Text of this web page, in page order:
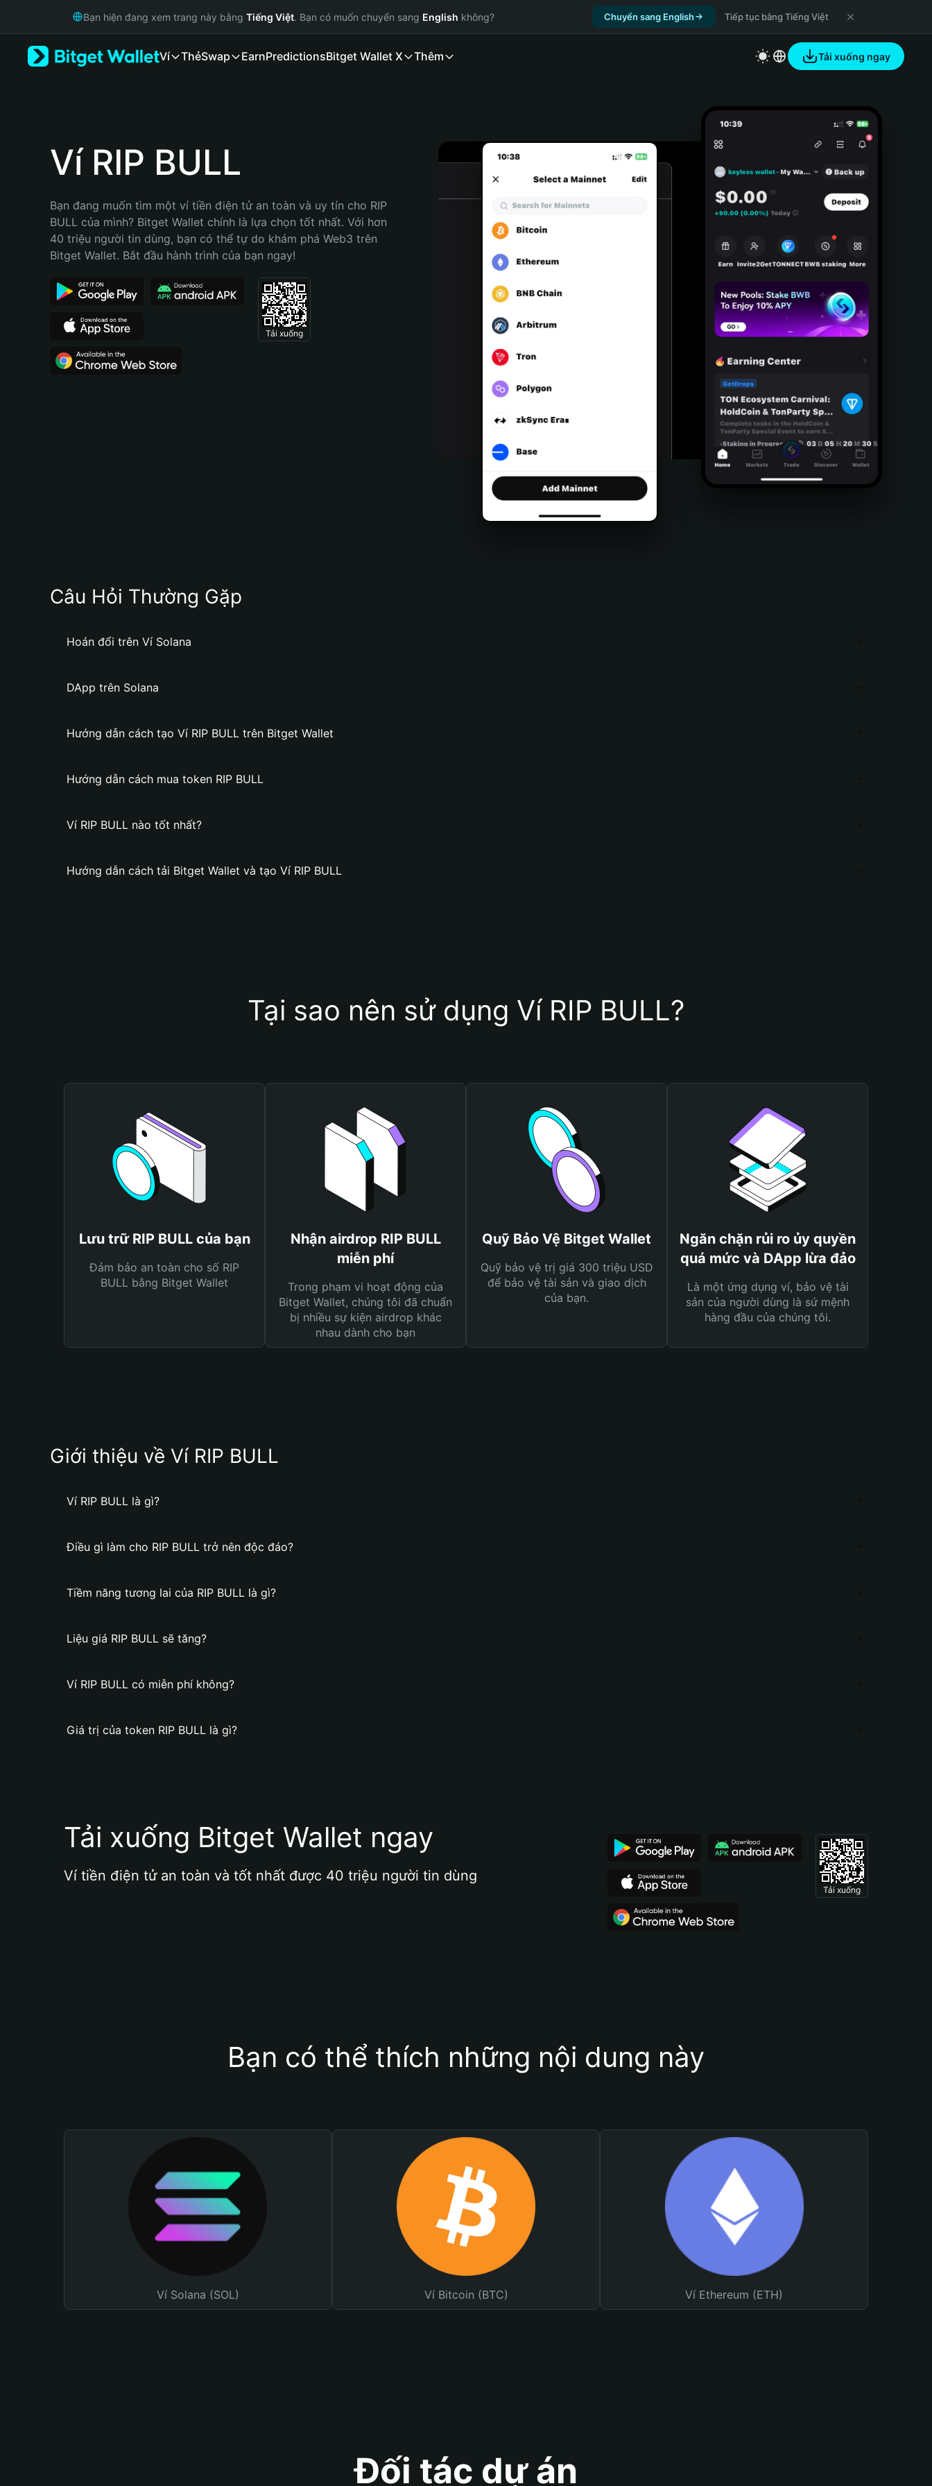
Русский
Bahasa Indonesia
Português (Brasil)
Bạn hiện đang xem trang này bằng Tiếng Việt. Bạn có muốn chuyển sang English không? Chuyển sang English Tiếp tục bằng Tiếng Việt
Ví ThẻSwap EarnPredictionsBitget Wallet X Thêm Tải xuống ngay
Ví RIP BULL
Bạn đang muốn tìm một ví tiền điện tử an toàn và uy tín cho RIP
BULL của mình? Bitget Wallet chính là lựa chọn tốt nhất. Với hơn
40 triệu người tin dùng, bạn có thể tự do khám phá Web3 trên
Bitget Wallet. Bắt đầu hành trình của bạn ngay!
Tải xuống
Câu Hỏi Thường Gặp
Hoán đổi trên Ví Solana
DApp trên Solana
Hướng dẫn cách tạo Ví RIP BULL trên Bitget Wallet
Hướng dẫn cách mua token RIP BULL
Ví RIP BULL nào tốt nhất?
Hướng dẫn cách tải Bitget Wallet và tạo Ví RIP BULL
Tại sao nên sử dụng Ví RIP BULL?
Lưu trữ RIP BULL của bạn
Đảm bảo an toàn cho số RIP
BULL bằng Bitget Wallet
Nhận airdrop RIP BULL
miễn phí
Trong phạm vi hoạt động của
Bitget Wallet, chúng tôi đã chuẩn
bị nhiều sự kiện airdrop khác
nhau dành cho bạn
Quỹ Bảo Vệ Bitget Wallet
Quỹ bảo vệ trị giá 300 triệu USD
để bảo vệ tài sản và giao dịch
của bạn.
Ngăn chặn rủi ro ủy quyền
quá mức và DApp lừa đảo
Là một ứng dụng ví, bảo vệ tài
sản của người dùng là sứ mệnh
hàng đầu của chúng tôi.
Giới thiệu về Ví RIP BULL
Ví RIP BULL là gì?
Điều gì làm cho RIP BULL trở nên độc đáo?
Tiềm năng tương lai của RIP BULL là gì?
Liệu giá RIP BULL sẽ tăng?
Ví RIP BULL có miễn phí không?
Giá trị của token RIP BULL là gì?
Tải xuống Bitget Wallet ngay
Ví tiền điện tử an toàn và tốt nhất được 40 triệu người tin dùng
Tải xuống
Bạn có thể thích những nội dung này
Ví Solana (SOL) Ví Bitcoin (BTC) Ví Ethereum (ETH)
Đối tác dự án